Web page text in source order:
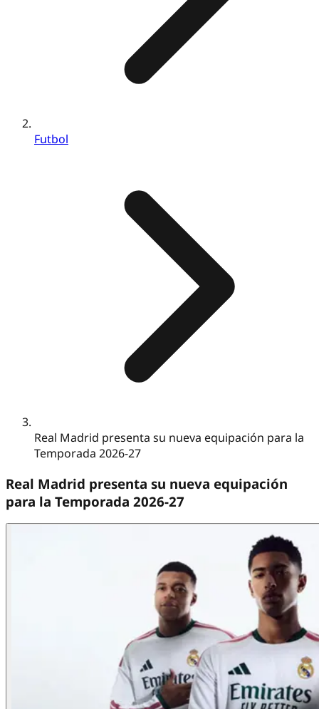
Futbol
Real Madrid presenta su nueva equipación para la
Temporada 2026-27
Real Madrid presenta su nueva equipación
para la Temporada 2026-27